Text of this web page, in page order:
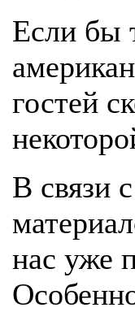
Если бы
гостей
В связи
нас уже